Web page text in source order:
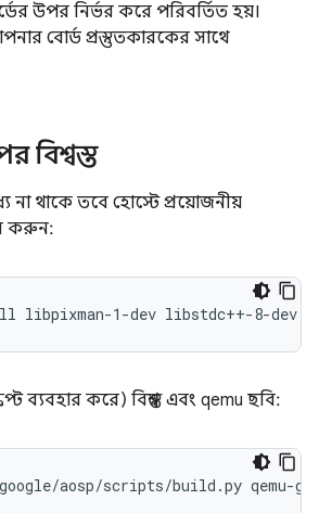
উপর নির্ভর করে পরিবর্তিত হয়।
বোর্ড প্রস্তুতকারকের সাথে
বিশ্বস্ত
না থাকে তবে হোস্টে প্রয়োজনীয়
করুন:
libpixman-1-dev libstdc++-8-dev
ব্যবহার করে) বিশ্বস্ত এবং qemu ছবি: